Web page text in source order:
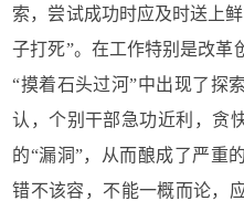
索，尝试成功时应及时送上
子打死”。在工作特别是改革
“摸着石头过河”中出现了探
认，个别干部急功近利，贪
的“漏洞”，从而酿成了严重
错不该容，不能一概而论，